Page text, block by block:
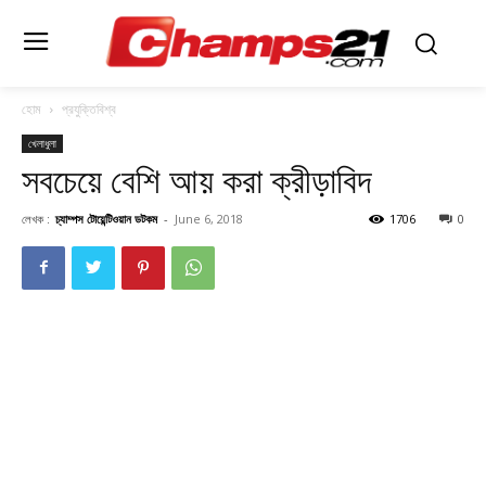
হোম প্রযুক্তিবিশ্ব
খেলাধুলা
সবচেয়ে বেশি আয় করা ক্রীড়াবিদ
লেখক : চ্যাম্পস টোয়েন্টিওয়ান ডটকম - June 6, 2018 0
1706